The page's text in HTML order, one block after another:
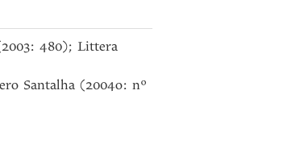
480); Littera
Santalha (2004o: nº